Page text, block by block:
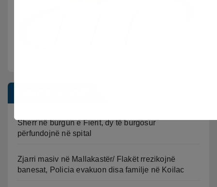
Sherr në burgun e Fierit, dy të burgosur
përfundojnë në spital
Zjarri masiv në Mallakastër/ Flakët rrezikojnë
banesat, Policia evakuon disa familje në Koilac